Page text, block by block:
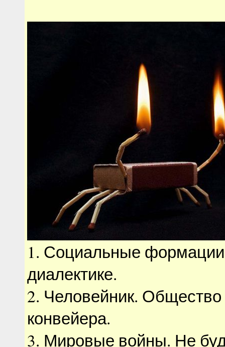
1. Социальные
диалектике.
2. Человейник. Общество
конвейера.
3. Мировые войны. Не